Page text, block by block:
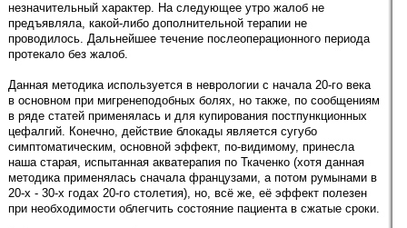
незначительный характер. На следующее утро жалоб не
предъявляла, какой-либо дополнительной терапии не
проводилось. Дальнейшее течение послеоперационного периода
протекало без жалоб.
Данная методика используется в неврологии с начала 20-го века
в основном при мигренеподобных болях, но также, по сообщениям
в ряде статей применялась и для купирования постпункционных
цефалгий. Конечно, действие блокады является сугубо
симптоматическим, основной эффект, по-видимому, принесла
наша старая, испытанная акватерапия по Ткаченко (хотя данная
методика применялась сначала французами, а потом румынами в
20-х - 30-х годах 20-го столетия), но, всё же, её эффект полезен
при необходимости облегчить состояние пациента в сжатые сроки.